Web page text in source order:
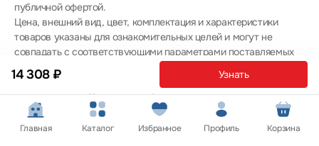
14 308 ₽ Узнать
публичной офертой.
Цена, внешний вид, цвет, комплектация и характеристики
товаров указаны для ознакомительных целей и могут не
совпадать с соответствующими параметрами поставляемых
товаров - уточняйте информацию у менеджера при
оформлении заказа.
Политика конфиденциальности
© 2012 — 2026 ООО «Эпл Тэк»
Главная Каталог Избранное Профиль Корзина